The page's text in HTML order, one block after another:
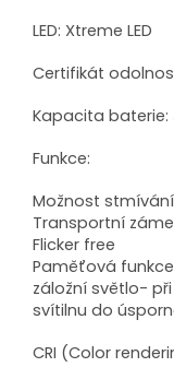
LED: Xtreme LED
Certifikát
Kapacita baterie:
Funkce:
Možnost stmívání
Transportní
Flicker free
Paměťová funkce
záložní světlo-
svítilnu do
CRI (Color